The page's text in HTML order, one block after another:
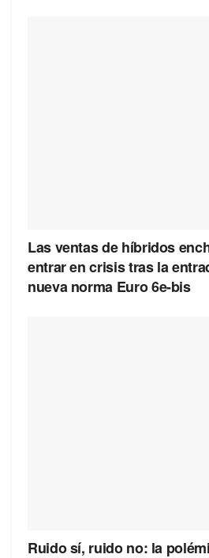
Las ventas de híbridos
entrar en crisis tras la
nueva norma Euro 6e-bis
Ruido sí, ruido no: la